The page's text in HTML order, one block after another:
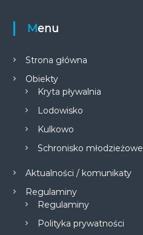
Menu
Strona główna
Obiekty
Kryta pływalnia
Lodowisko
Kulkowo
Schronisko młodzieżowe
Aktualności / komunikaty
Regulaminy
Regulaminy
Polityka prywatności